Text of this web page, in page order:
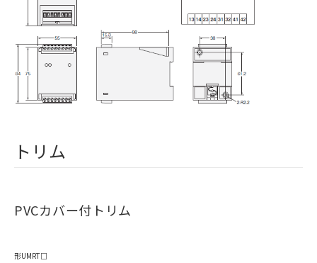
トリム
PVCカバー付トリム
形UMRT□